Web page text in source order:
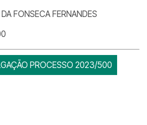
FONSECA FERNANDES
PROCESSO 2023/500